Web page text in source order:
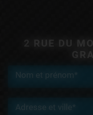
2 RUE DU
Nom et prénom*
Adresse et ville*